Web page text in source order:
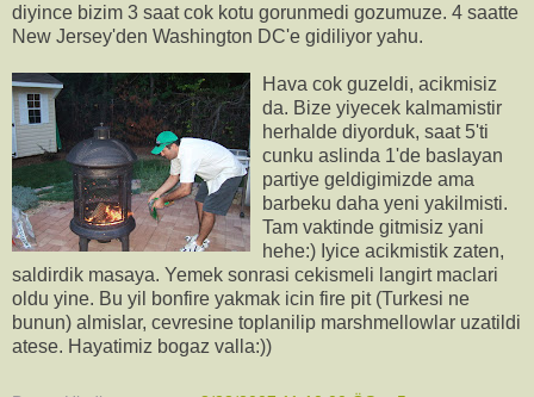
diyince bizim 3 saat cok kotu gorunmedi gozumuze. 4 saatte
New Jersey'den Washington DC'e gidiliyor yahu.
Hava cok guzeldi, acikmisiz
da. Bize yiyecek kalmamistir
herhalde diyorduk, saat 5'ti
cunku aslinda 1'de baslayan
partiye geldigimizde ama
barbeku daha yeni yakilmisti.
Tam vaktinde gitmisiz yani
hehe:) Iyice acikmistik zaten,
saldirdik masaya. Yemek sonrasi cekismeli langirt maclari
oldu yine. Bu yil bonfire yakmak icin fire pit (Turkesi ne
bunun) almislar, cevresine toplanilip marshmellowlar uzatildi
atese. Hayatimiz bogaz valla:))